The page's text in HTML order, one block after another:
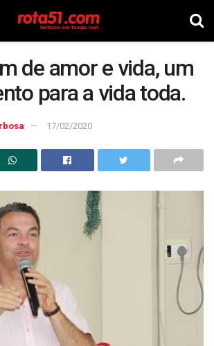
de amor e vida, um
para a vida toda.
17/02/2020